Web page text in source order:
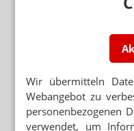
Wir übermitteln
Webangebot zu
personenbezogenen
verwendet, um
Mehr aus Ressort
Apotheker muss als
„GERECHT! GESUND!
Hanfparade:
Legalisierung
„ES GEHT UM DIE